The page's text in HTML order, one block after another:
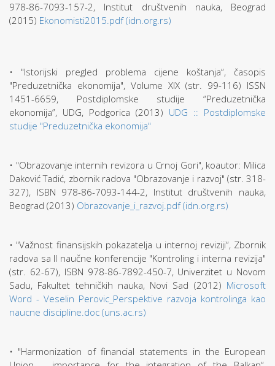
978-86-7093-157-2, Institut društvenih nauka, Beograd
(2015) Ekonomisti2015.pdf (idn.org.rs)
• "Istorijski pregled problema cijene koštanja“, časopis
"Preduzetnička ekonomija", Volume XIX (str. 99-116) ISSN
1451-6659, Postdiplomske studije “Preduzetnička
ekonomija”, UDG, Podgorica (2013) UDG :: Postdiplomske
studije "Preduzetnička ekonomija"
• "Obrazovanje internih revizora u Crnoj Gori", koautor: Milica
Daković Tadić, zbornik radova "Obrazovanje i razvoj" (str. 318-
327), ISBN 978-86-7093-144-2, Institut društvenih nauka,
Beograd (2013) Obrazovanje_i_razvoj.pdf (idn.org.rs)
• "Važnost finansijskih pokazatelja u internoj reviziji“, Zbornik
radova sa II naučne konferencije "Kontroling i interna revizija"
(str. 62-67), ISBN 978-86-7892-450-7, Univerzitet u Novom
Sadu, Fakultet tehničkih nauka, Novi Sad (2012) Microsoft
Word - Veselin Perovic_Perspektive razvoja kontrolinga kao
naucne discipline.doc (uns.ac.rs)
• "Harmonization of financial statements in the European